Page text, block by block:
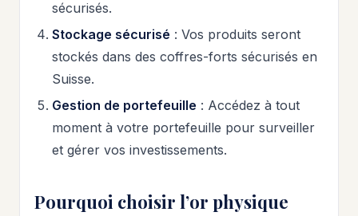
sécurisés.
Stockage sécurisé : Vos produits seront
stockés dans des coffres-forts sécurisés en
Suisse.
Gestion de portefeuille : Accédez à tout
moment à votre portefeuille pour surveiller
et gérer vos investissements.
Pourquoi choisir l’or physique